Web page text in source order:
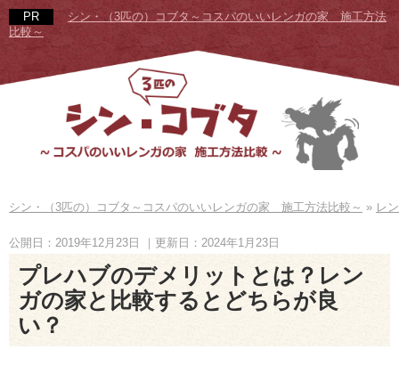
シン・（3匹の）コブタ～コスパのいいレンガの家 施工方法
比較～
シン・（3匹の）コブタ～コスパのいいレンガの家 施工方法比較～ » レ
公開日：2019年12月23日 ｜更新日：2024年1月23日
プレハブのデメリットとは？レン
ガの家と比較するとどちらが良
い？